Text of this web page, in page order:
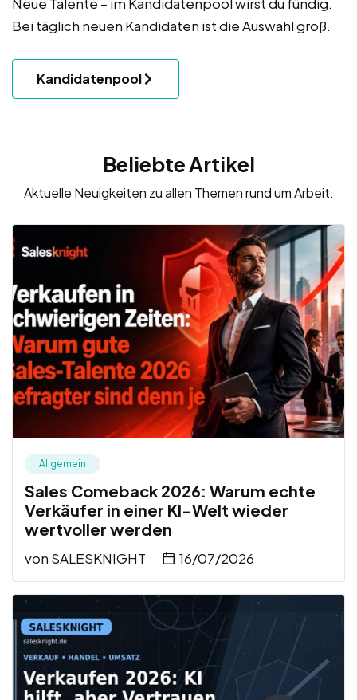
Bei täglich neuen Kandidaten ist die Auswahl groß.
Kandidatenpool
Beliebte Artikel
Aktuelle Neuigkeiten zu allen Themen rund um Arbeit.
Allgemein
Sales Comeback 2026: Warum echte
Verkäufer in einer KI-Welt wieder
wertvoller werden
von SALESKNIGHT 16/07/2026